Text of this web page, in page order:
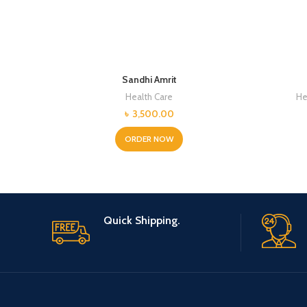
Sandhi Amrit
Health Care
৳ 3,500.00
ORDER NOW
Quick Shipping.